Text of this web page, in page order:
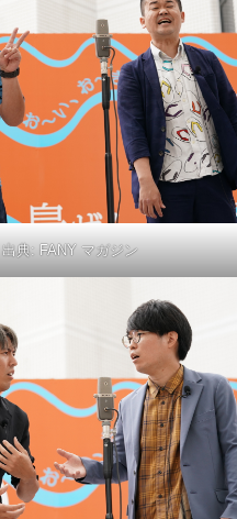
出典: FANY マガジン